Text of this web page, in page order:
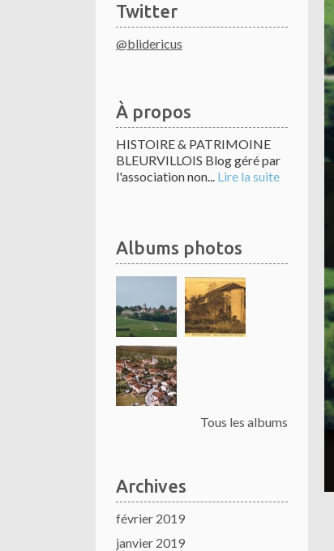
Twitter
@blidericus
À propos
HISTOIRE & PATRIMOINE
BLEURVILLOIS Blog géré par
l'association non... Lire la suite
Albums photos
Tous les albums
Archives
février 2019
janvier 2019